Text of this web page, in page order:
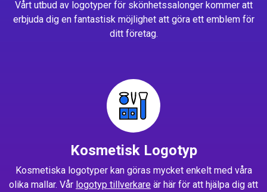
Vårt utbud av logotyper för skönhetssalonger kommer att
erbjuda dig en fantastisk möjlighet att göra ett emblem för
ditt företag.
Kosmetisk Logotyp
Kosmetiska logotyper kan göras mycket enkelt med våra
olika mallar. Vår logotyp tillverkare är här för att hjälpa dig att